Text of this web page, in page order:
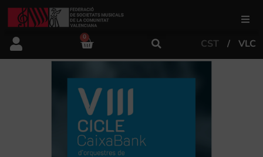
FSMCV
Àrea de gestió
Àrea educativa
0
CST VLC